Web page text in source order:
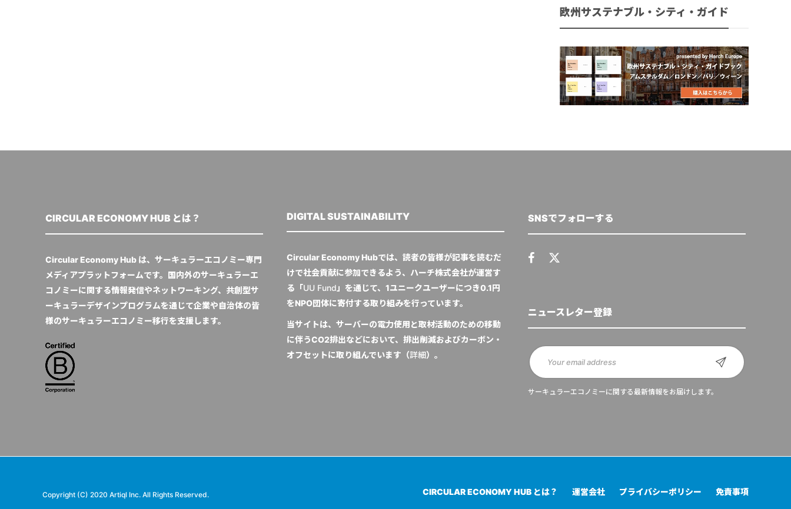
欧州サステナブル・シティ・ガイド
CIRCULAR ECONOMY HUB とは？
Circular Economy Hub は、サーキュラーエコノミー専門
メディアプラットフォームです。国内外のサーキュラーエ
コノミーに関する情報発信やネットワーキング、共創型サ
ーキュラーデザインプログラムを通じて企業や自治体の皆
様のサーキュラーエコノミー移行を支援します。
DIGITAL SUSTAINABILITY
Circular Economy Hubでは、読者の皆様が記事を読むだ
けで社会貢献に参加できるよう、ハーチ株式会社が運営す
る「UU Fund」を通じて、1ユニークユーザーにつき0.1円
をNPO団体に寄付する取り組みを行っています。
当サイトは、サーバーの電力使用と取材活動のための移動
に伴うCO2排出などにおいて、排出削減およびカーボン・
オフセットに取り組んでいます（詳細）。
SNSでフォローする
ニュースレター登録
サーキュラーエコノミーに関する最新情報をお届けします。
Copyright (C) 2020 Artiql Inc. All Rights Reserved. CIRCULAR ECONOMY HUB とは？ 運営会社 プライバシーポリシー 免責事項